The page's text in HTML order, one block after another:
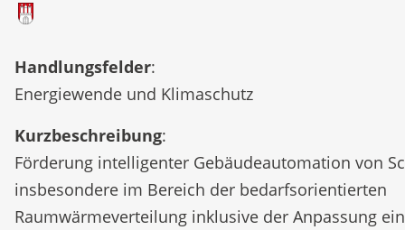
Handlungsfelder:
Energiewende und Klimaschutz
Kurzbeschreibung:
Förderung intelligenter Gebäudeautomation von
insbesondere im Bereich der bedarfsorientierten
Raumwärmeverteilung inklusive der Anpassung